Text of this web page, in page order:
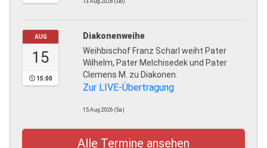
13.Aug.2026 (Do)
AUG
15
15:00
Diakonenweihe
Weihbischof Franz Scharl weiht Pater
Wilhelm, Pater Melchisedek und Pater
Clemens M. zu Diakonen.
Zur LIVE-Übertragung
15.Aug.2026 (Sa)
Alle Termine ansehen